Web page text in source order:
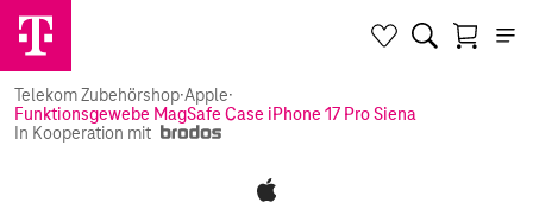
Telekom Zubehörshop·Apple·
Funktionsgewebe MagSafe Case iPhone 17 Pro Siena
In Kooperation mit